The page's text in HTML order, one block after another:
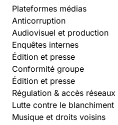
Plateformes médias
Anticorruption
Audiovisuel et production
Enquêtes internes
Édition et presse
Conformité groupe
Édition et presse
Régulation & accès réseaux
Lutte contre le blanchiment
Musique et droits voisins